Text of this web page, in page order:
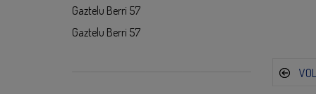
Gaztelu Berri 57
Gaztelu Berri 57